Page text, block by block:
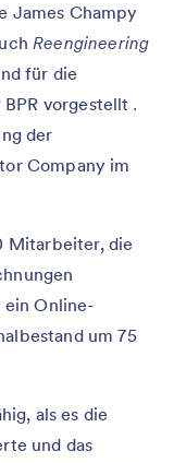
James Champy
Reengineering
für die
vorgestellt .
der
Company im
Mitarbeiter, die
ein Online-
um 75
als es die
und das